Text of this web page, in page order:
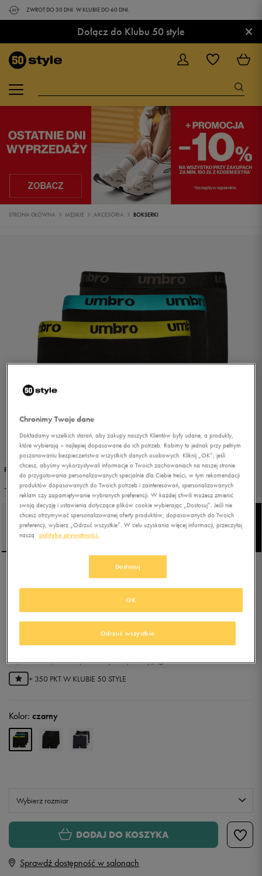
ZWROT DO 30 DNI. W KLUBIE DO 60 DNI.
Dołącz do Klubu 50 style ×
STRONA GŁÓWNA MĘSKIE AKCESORIA BOKSERKI
PROMO: DO -30%
-25% PRZY ZAKUPIE 2 SZTUK
UMBRO BOKSERKI
BLACKFORD
69,99zł-20%(cena bezpośrednio przed promocją)
+ 350 PKT W KLUBIE 50 STYLE
Kolor: czarny
Wybierz rozmiar
L
DODAJ DO KOSZYKA
Sprawdź dostępność w salonach
Chronimy Twoje dane
Dokładamy wszelkich starań, aby zakupy naszych Klientów były udane, a produkty,
które wybierają – najlepiej dopasowane do ich potrzeb. Robimy to jednak przy pełnym
poszanowaniu bezpieczeństwa wszystkich danych osobowych. Kliknij „OK”, jeśli
chcesz, abyśmy wykorzystywali informacje o Twoich zachowaniach na naszej stronie
do przygotowania personalizowanych specjalnie dla Ciebie treści, w tym rekomendacji
produktów dopasowanych do Twoich potrzeb i zainteresowań, spersonalizowanych
reklam czy zapamiętywanie wybranych preferencji. W każdej chwili możesz zmienić
swoją decyzję i ustawienia dotyczące plików cookie wybierając „Dostosuj”. Jeśli nie
chcesz otrzymywać spersonalizowanej oferty produktów, dopasowanych do Twoich
preferencji, wybierz „Odrzuć wszystkie”. W celu uzyskania więcej informacji, przeczytaj
naszą
politykę prywatności.
Dostosuj
Odrzuć wszystkie
OK